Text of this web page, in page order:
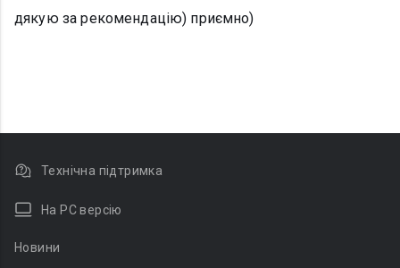
дякую за рекомендацію) приємно)
Технічна підтримка
На PC версію
Новини